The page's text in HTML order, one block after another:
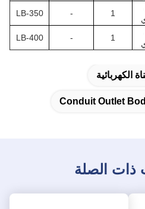
1
-
LB-350
1
-
LB-400
الكهربائية
Conduit Outlet
ذات الصلة